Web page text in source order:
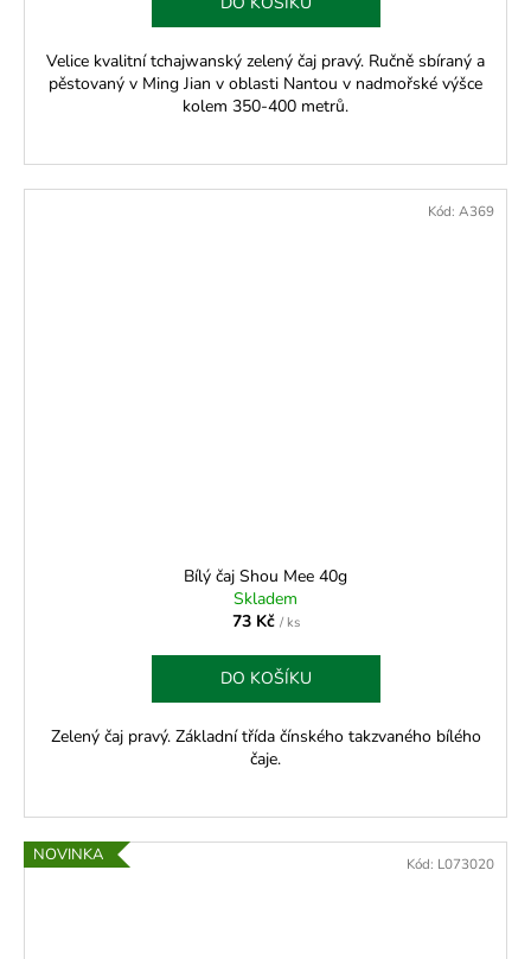
Velice kvalitní tchajwanský zelený čaj pravý. Ručně sbíraný a
pěstovaný v Ming Jian v oblasti Nantou v nadmořské výšce
kolem 350-400 metrů.
Bílý čaj Shou Mee 40g
Skladem
73 Kč / ks
DO KOŠÍKU
Zelený čaj pravý. Základní třída čínského takzvaného bílého
čaje.
Kód: A369
NOVINKA Kód: L073020